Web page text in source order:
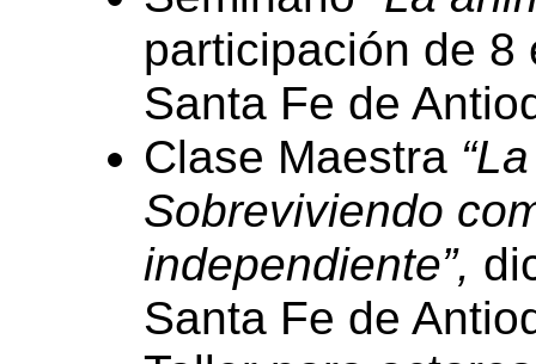
participación de 8
Santa Fe de
Clase Maestra
Sobreviviendo
independiente”,
Santa Fe de